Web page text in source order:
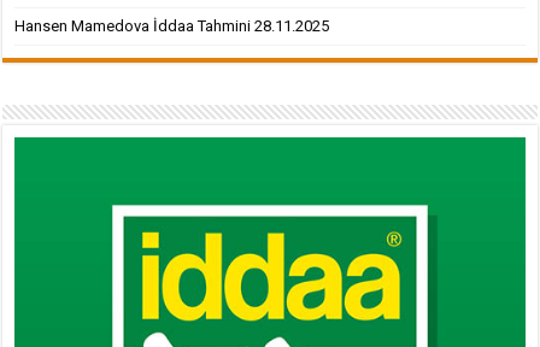
Hansen Mamedova İddaa Tahmini 28.11.2025